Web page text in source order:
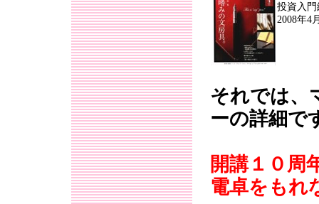
投資入門
2008年4
それでは、
ーの詳細で
開講１０周
電卓をもれ